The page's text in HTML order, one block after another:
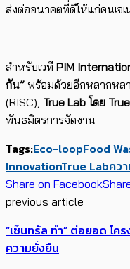
ส่งต่ออนาคตที่ดีให้แก่คนเจ
สำหรับเวที PIM
กัน” พร้อมด้วยอีกหลากหล
(RISC), True Lab โดย
พันธมิตรการจัดงาน
Tags:Eco-loopFood
InnovationTrue Labคว
Share on Facebook
previous article
“เซ็นทรัล ทำ” ต่อยอด โ
ความยั่งยืน